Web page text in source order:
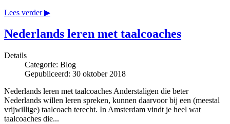
Lees verder ▶
Nederlands leren met taalcoaches
Details
Categorie: Blog
Gepubliceerd: 30 oktober 2018
Nederlands leren met taalcoaches Anderstaligen die beter
Nederlands willen leren spreken, kunnen daarvoor bij een (meestal
vrijwillige) taalcoach terecht. In Amsterdam vindt je heel wat
taalcoaches die...